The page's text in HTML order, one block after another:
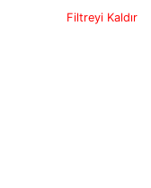
Filtreyi Kaldır